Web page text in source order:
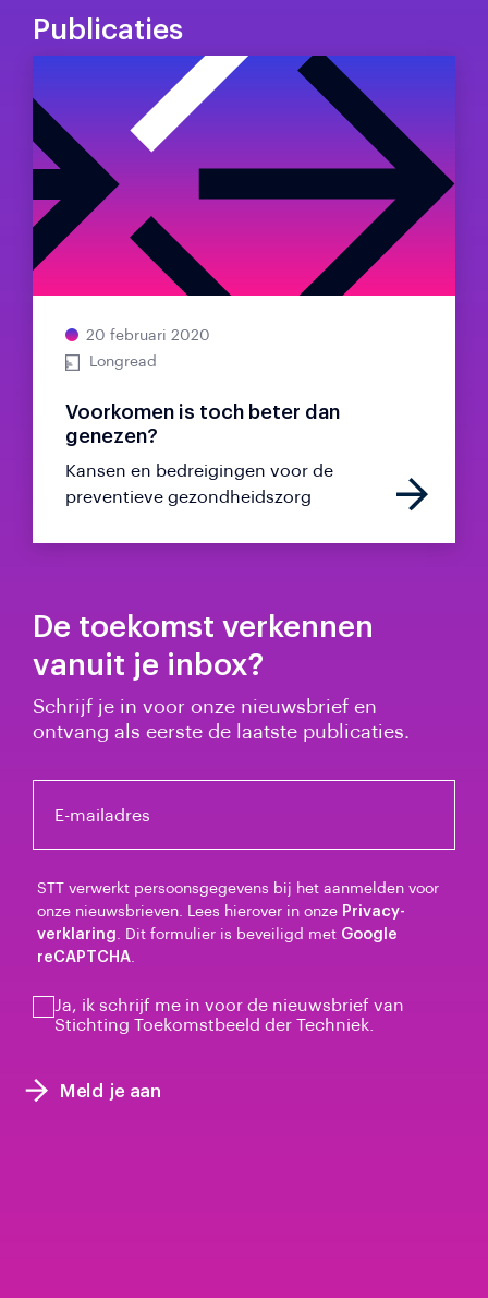
Publicaties
20 februari 2020
Longread
Voorkomen is toch beter dan
genezen?
Kansen en bedreigingen voor de
preventieve gezondheidszorg
De toekomst verkennen
vanuit je inbox?
Schrijf je in voor onze nieuwsbrief en
ontvang als eerste de laatste publicaties.
E-mailadres
STT verwerkt persoonsgegevens bij het aanmelden voor
onze nieuwsbrieven. Lees hierover in onze Privacy-
verklaring . Dit formulier is beveiligd met Google
reCAPTCHA
Ja, ik schrijf me in voor de nieuwsbrief van
Stichting Toekomstbeeld der Techniek.
Meld je aan